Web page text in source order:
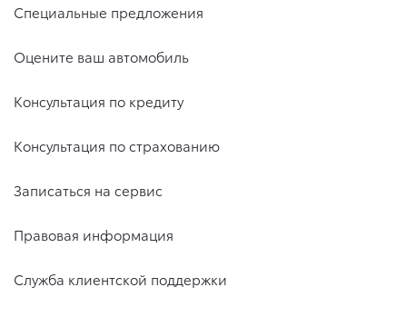
Специальные предложения
Оцените ваш автомобиль
Консультация по кредиту
Консультация по страхованию
Записаться на сервис
Правовая информация
Служба клиентской поддержки